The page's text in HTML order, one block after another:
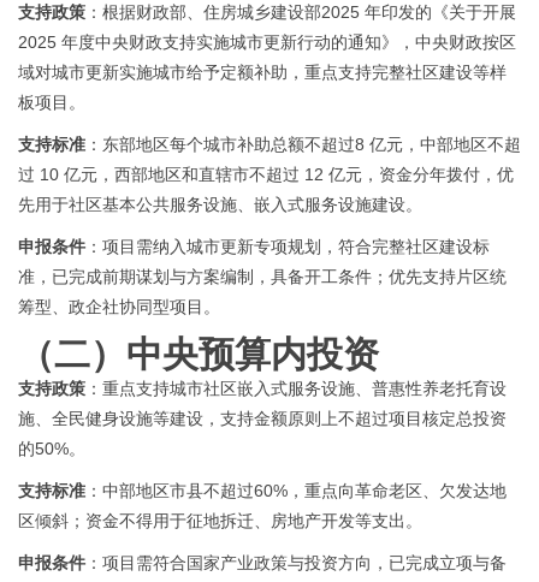
支持政策 ：根据财政部、住房城乡建设部2025 年印发的《关于开展
2025 年度中央财政支持实施城市更新行动的通知》，中央财政按区
域对城市更新实施城市给予定额补助，重点支持完整社区建设等样
板项目。
支持标准 ：东部地区每个城市补助总额不超过8 亿元，中部地区不超
过 10 亿元，西部地区和直辖市不超过 12 亿元，资金分年拨付，优
先用于社区基本公共服务设施、嵌入式服务设施建设。
申报条件 ：项目需纳入城市更新专项规划，符合完整社区建设标
准，已完成前期谋划与方案编制，具备开工条件；优先支持片区统
筹型、政企社协同型项目。
（二） 中央预算内投资
支持政策 ：重点支持城市社区嵌入式服务设施、普惠性养老托育设
施、全民健身设施等建设，支持金额原则上不超过项目核定总投资
的50%。
支持标准 ：中部地区市县不超过60%，重点向革命老区、欠发达地
区倾斜；资金不得用于征地拆迁、房地产开发等支出。
申报条件 ：项目需符合国家产业政策与投资方向，已完成立项与备